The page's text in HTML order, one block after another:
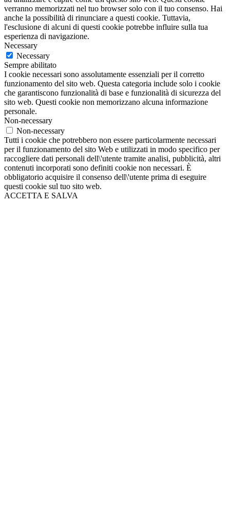
verranno memorizzati nel tuo browser solo con il tuo consenso. Hai
anche la possibilità di rinunciare a questi cookie. Tuttavia,
l'esclusione di alcuni di questi cookie potrebbe influire sulla tua
esperienza di navigazione.
Necessary
Necessary
Sempre abilitato
I cookie necessari sono assolutamente essenziali per il corretto
funzionamento del sito web. Questa categoria include solo i cookie
che garantiscono funzionalità di base e funzionalità di sicurezza del
sito web. Questi cookie non memorizzano alcuna informazione
personale.
Non-necessary
Non-necessary
Tutti i cookie che potrebbero non essere particolarmente necessari
per il funzionamento del sito Web e utilizzati in modo specifico per
raccogliere dati personali dell\'utente tramite analisi, pubblicità, altri
contenuti incorporati sono definiti cookie non necessari. È
obbligatorio acquisire il consenso dell\'utente prima di eseguire
questi cookie sul tuo sito web.
ACCETTA E SALVA